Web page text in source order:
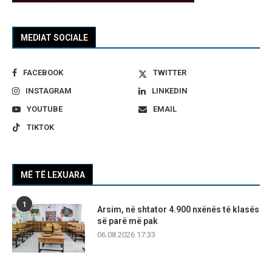
MEDIAT SOCIALE
FACEBOOK
TWITTER
INSTAGRAM
LINKEDIN
YOUTUBE
EMAIL
TIKTOK
MË TË LEXUARA
1
Arsim, në shtator 4.900 nxënës të klasës
së parë më pak
06.08.2026 17:33